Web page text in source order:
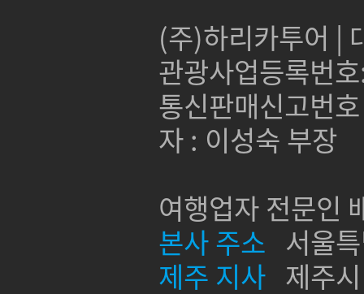
(주)하리카투어 |
관광사업등록번
통신판매신고번
자 : 이성숙 부장
여행업자 전문인
본사 주소 서울
제주 지사 제주